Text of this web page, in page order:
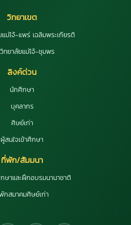
วิทยาเขต
ม่โจ้-แพร่ เฉลิมพระเกียรติ
ทยาลัยแม่โจ้-ชุมพร
ลิงค์ด่วน
นักศึกษา
บุคลากร
ศิษย์เก่า
ผู้สนใจเข้าศึกษา
ที่พัก/สัมมนา
ษาและฝึกอบรมนานาชาติ
กสมาคมศิษย์เก่า